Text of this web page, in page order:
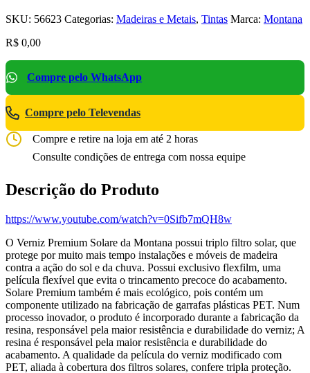
SKU: 56623 Categorias: Madeiras e Metais, Tintas Marca: Montana
R$ 0,00
Compre pelo WhatsApp
Compre pelo Televendas
Compre e retire na loja em até 2 horas
Consulte condições de entrega com nossa equipe
Descrição do Produto
https://www.youtube.com/watch?v=0Sifb7mQH8w
O Verniz Premium Solare da Montana possui triplo filtro solar, que
protege por muito mais tempo instalações e móveis de madeira
contra a ação do sol e da chuva. Possui exclusivo flexfilm, uma
película flexível que evita o trincamento precoce do acabamento.
Solare Premium também é mais ecológico, pois contém um
componente utilizado na fabricação de garrafas plásticas PET. Num
processo inovador, o produto é incorporado durante a fabricação da
resina, responsável pela maior resistência e durabilidade do verniz; A
resina é responsável pela maior resistência e durabilidade do
acabamento. A qualidade da película do verniz modificado com
PET, aliada à cobertura dos filtros solares, confere tripla proteção.